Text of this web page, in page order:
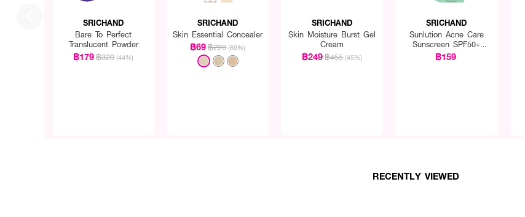
SRICHAND
Bare To Perfect
Translucent Powder
฿179฿320 (44%)
SRICHAND
Skin Essential Concealer
฿69฿220 (69%)
SRICHAND
Skin Moisture Burst Gel
Cream
฿249฿455 (45%)
SRICHAND
Sunlution Acne Care
Sunscreen SPF50+
PA++++
฿159
RECENTLY VIEWED